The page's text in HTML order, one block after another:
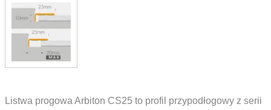
Listwa progowa Arbiton CS25 to profil przypodłogowy z serii